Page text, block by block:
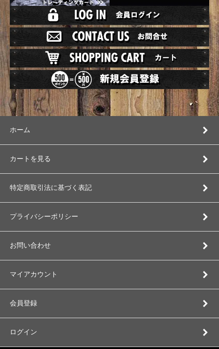
ホーム
カートを見る
特定商取引法に基づく表記
プライバシーポリシー
お問い合わせ
マイアカウント
会員登録
ログイン